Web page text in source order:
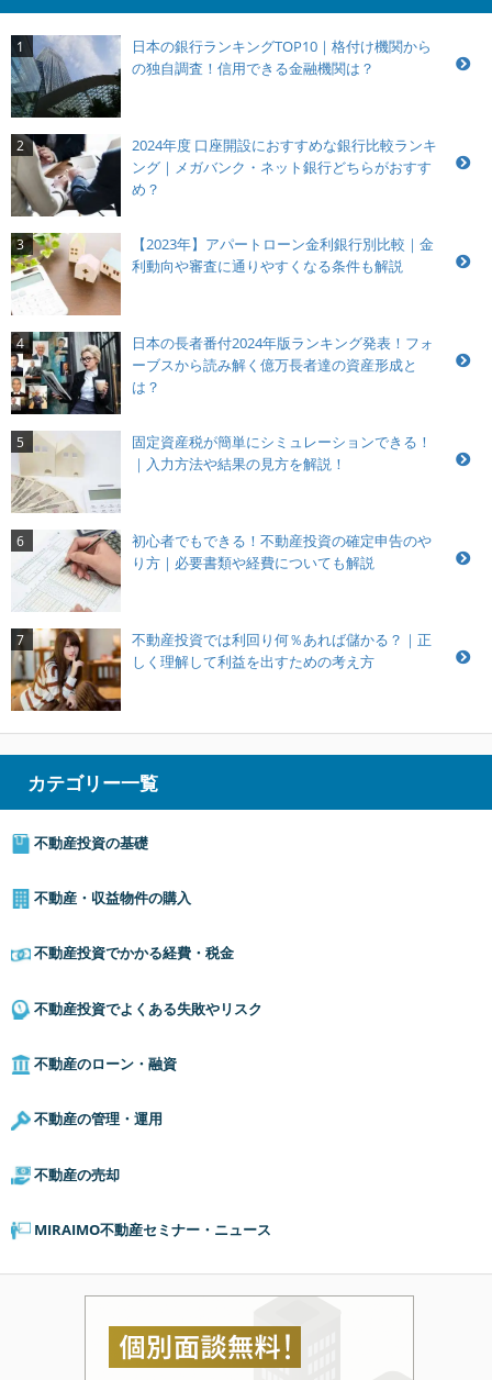
1
日本の銀行ランキングTOP10｜格付け機関から
の独自調査！信用できる金融機関は？
2
2024年度 口座開設におすすめな銀行比較ランキ
ング｜メガバンク・ネット銀行どちらがおすす
め？
3
【2023年】アパートローン金利銀行別比較｜金
利動向や審査に通りやすくなる条件も解説
4
日本の長者番付2024年版ランキング発表！フォ
ーブスから読み解く億万長者達の資産形成と
は？
5
固定資産税が簡単にシミュレーションできる！
｜入力方法や結果の見方を解説！
6
初心者でもできる！不動産投資の確定申告のや
り方｜必要書類や経費についても解説
7
不動産投資では利回り何％あれば儲かる？｜正
しく理解して利益を出すための考え方
カテゴリー一覧
不動産投資の基礎
不動産・収益物件の購入
不動産投資でかかる経費・税金
不動産投資でよくある失敗やリスク
不動産のローン・融資
不動産の管理・運用
不動産の売却
MIRAIMO不動産セミナー・ニュース